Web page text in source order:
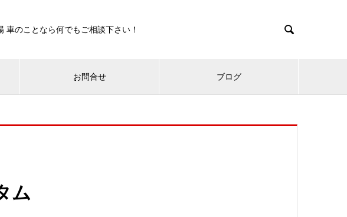
車のことなら何でもご相談下さい！ 
お問合せ ブログ
ム